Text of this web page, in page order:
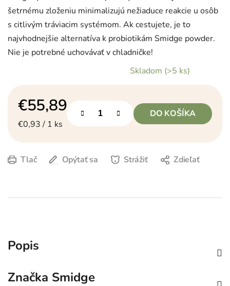
šetrnému zloženiu minimalizujú nežiaduce reakcie u osôb
s citlivým tráviacim systémom. Ak cestujete, je to
najvhodnejšie alternatíva k probiotikám Smidge powder.
Nie je potrebné uchovávať v chladničke!
Skladom (>5 ks)
€55,89
Jednotková cena:
€0,93 / 1 ks
DO KOŠÍKA
Tlač Opýtať sa Strážiť Zdieľať
Popis
Značka Smidge